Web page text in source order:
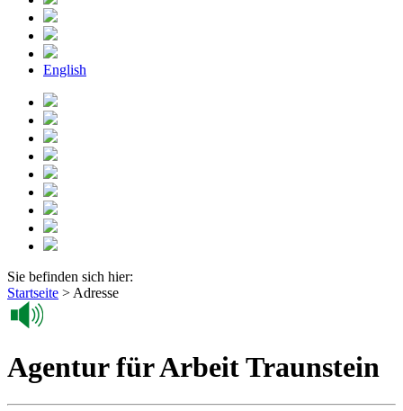
English
Sie befinden sich hier:
Startseite > Adresse
Agentur für Arbeit Traunstein